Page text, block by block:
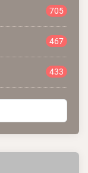
705
467
433